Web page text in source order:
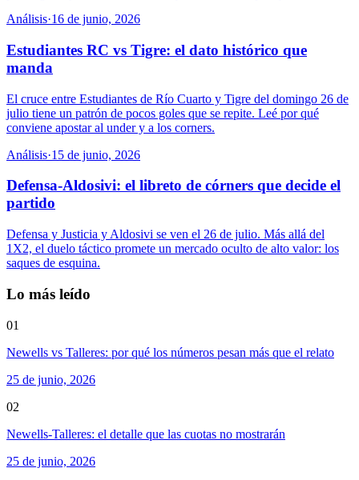
Análisis·16 de junio, 2026
Estudiantes RC vs Tigre: el dato histórico que
manda
El cruce entre Estudiantes de Río Cuarto y Tigre del domingo 26 de
julio tiene un patrón de pocos goles que se repite. Leé por qué
conviene apostar al under y a los corners.
Análisis·15 de junio, 2026
Defensa-Aldosivi: el libreto de córners que decide el
partido
Defensa y Justicia y Aldosivi se ven el 26 de julio. Más allá del
1X2, el duelo táctico promete un mercado oculto de alto valor: los
saques de esquina.
Lo más leído
01
Newells vs Talleres: por qué los números pesan más que el relato
25 de junio, 2026
02
Newells-Talleres: el detalle que las cuotas no mostrarán
25 de junio, 2026